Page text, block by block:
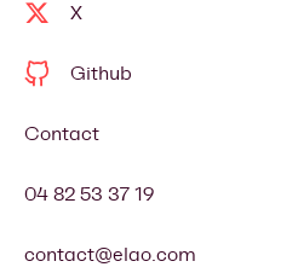
X
Github
Contact
04 82 53 37 19
contact@elao.com